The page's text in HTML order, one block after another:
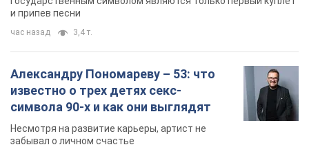
и припев песни
час назад 3,4 т.
Александру Пономареву – 53: что
известно о трех детях секс-
символа 90-х и как они выглядят
Несмотря на развитие карьеры, артист не
забывал о личном счастье